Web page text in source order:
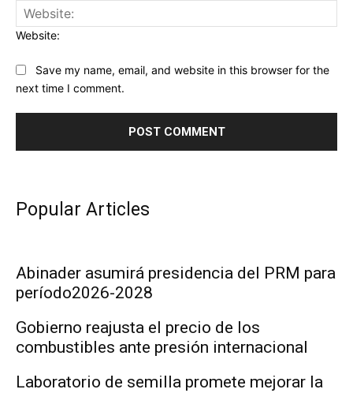
Website:
Save my name, email, and website in this browser for the
next time I comment.
Popular Articles
Abinader asumirá presidencia del PRM para
período2026-2028
Gobierno reajusta el precio de los
combustibles ante presión internacional
Laboratorio de semilla promete mejorar la